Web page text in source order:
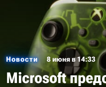
Новости 8 июня в 14:33
Microsoft